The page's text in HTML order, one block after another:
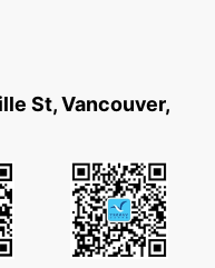
St, Vancouver,